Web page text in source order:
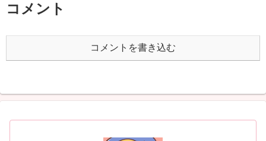
コメント
コメントを書き込む